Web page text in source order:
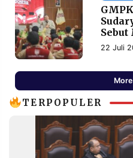
Tata
22 Juli
TERPOPULER